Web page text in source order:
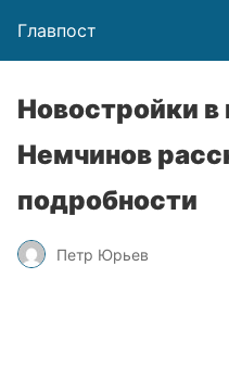
Главпост
Новостройки в
Немчинов
подробности
Петр Юрьев